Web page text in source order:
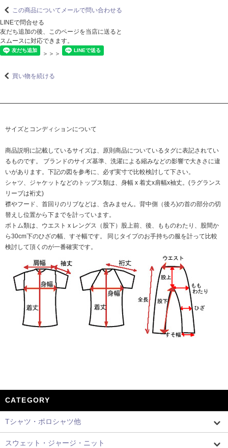
この商品についてメールで問い合わせる
LINEで問合せる
友だち追加の後、このページを当店に送ると
スムースに対応できます。
＞＞＞
買い物を続ける
サイズとコンディションについて
商品説明に記載しているサイズは、原則商品についているタグに表記されてい
るものです。 ブランドのサイズ基準、洗濯による縮みなどの影響で大きさに違
いがあります。下記の図を参考に、必ず実寸で比較検討して下さい。
シャツ、ジャケットなどのトップス類は、身幅 x 着丈x肩幅x袖丈。(ラグランス
リーブは裄丈)
襟やフード、首回りのリブなどは、含みません。背中側（後ろ)の首の部分の切
替えし位置から下までを計っています。
ボトム類は、ウエスト x レングス（股下）股上前、後、もものわたり、股間か
ら30cm下のひざの幅、すそ幅です。 同じタイプのお手持ちの服を計って比較
検討して頂くのが一番確実です。
CATEGORY
Tシャツ・ポロシャツ他
スウェット・ジャージ・ニット